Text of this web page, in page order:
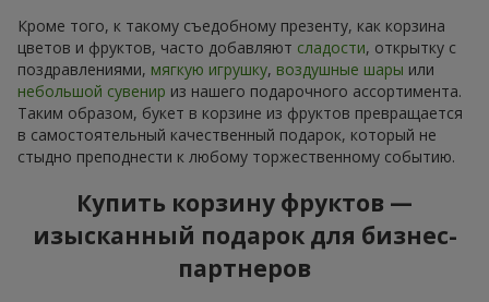
Кроме того, к такому съедобному презенту, как корзина
цветов и фруктов, часто добавляют сладости, открытку с
поздравлениями, мягкую игрушку, воздушные шары или
небольшой сувенир из нашего подарочного ассортимента.
Таким образом, букет в корзине из фруктов превращается
в самостоятельный качественный подарок, который не
стыдно преподнести к любому торжественному событию.
Купить корзину фруктов —
изысканный подарок для бизнес-
партнеров